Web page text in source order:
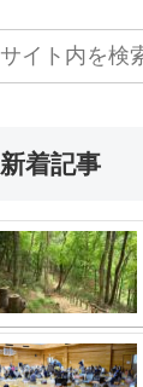
新着記事